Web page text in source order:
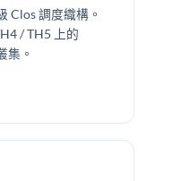
Clos 調度織構。
/ TH5 上的
集。